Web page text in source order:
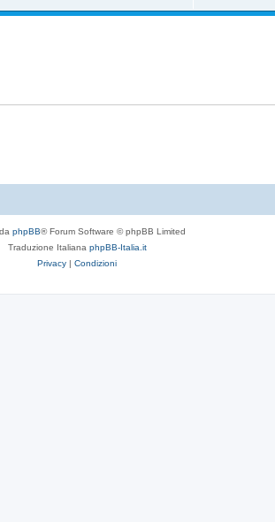
i
s
phpBB® Forum Software © phpBB Limited
Traduzione Italiana phpBB-Italia.it
Privacy | Condizioni